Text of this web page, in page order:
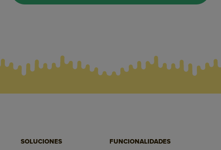
SOLUCIONES FUNCIONALIDADES